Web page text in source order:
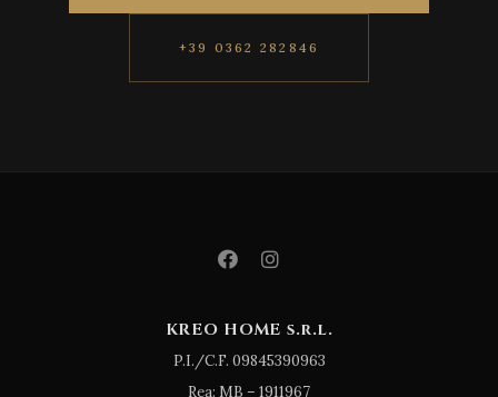
+39 0362 282846
KREO HOME s.r.l.
P.I./C.F. 09845390963
Rea: MB – 1911967